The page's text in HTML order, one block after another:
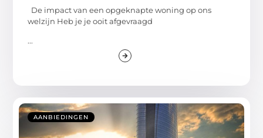
De impact van een opgeknapte woning op ons
welzijn Heb je je ooit afgevraagd
...
AANBIEDINGEN